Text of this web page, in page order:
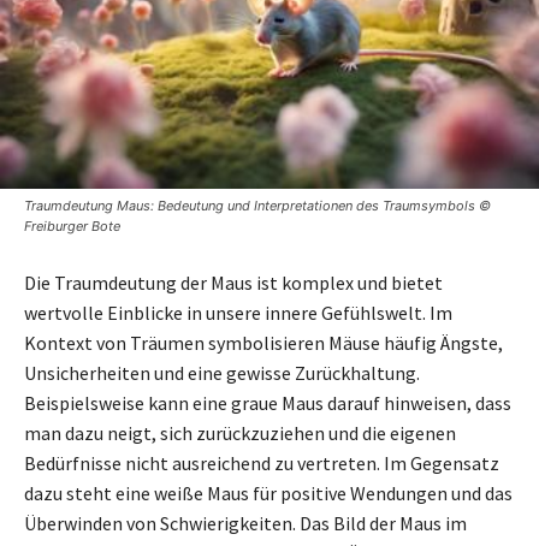
Traumdeutung Maus: Bedeutung und Interpretationen des Traumsymbols ©
Freiburger Bote
Die Traumdeutung der Maus ist komplex und bietet
wertvolle Einblicke in unsere innere Gefühlswelt. Im
Kontext von Träumen symbolisieren Mäuse häufig Ängste,
Unsicherheiten und eine gewisse Zurückhaltung.
Beispielsweise kann eine graue Maus darauf hinweisen, dass
man dazu neigt, sich zurückzuziehen und die eigenen
Bedürfnisse nicht ausreichend zu vertreten. Im Gegensatz
dazu steht eine weiße Maus für positive Wendungen und das
Überwinden von Schwierigkeiten. Das Bild der Maus im